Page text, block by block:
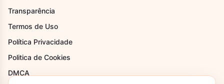
Transparência
Termos de Uso
Política Privacidade
Politica de Cookies
DMCA